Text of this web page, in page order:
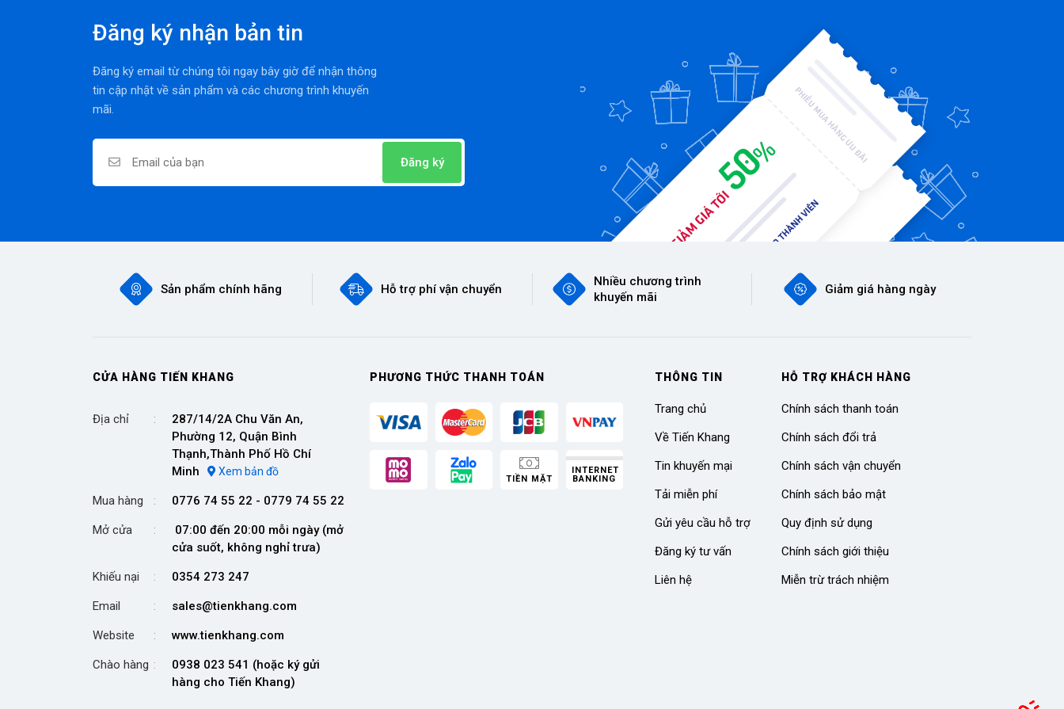
Đăng ký nhận bản tin
Đăng ký email từ chúng tôi ngay bây giờ để nhận thông
tin cập nhật về sản phẩm và các chương trình khuyến
mãi.
Đăng ký
Sản phẩm chính hãng Hỗ trợ phí vận chuyển
Nhiều chương trình
khuyến mãi
Giảm giá hàng ngày
CỬA HÀNG TIẾN KHANG
Địa chỉ
287/14/2A Chu Văn An,
Phường 12, Quận Bình
Thạnh,Thành Phố Hồ Chí
Minh
Xem bản đồ
Mua hàng 0776 74 55 22 - 0779 74 55 22
Mở cửa
07:00 đến 20:00 mỗi ngày (mở
cửa suốt, không nghỉ trưa)
Khiếu nại 0354 273 247
Email sales@tienkhang.com
Website www.tienkhang.com
Chào hàng
0938 023 541 (hoặc ký gửi
hàng cho Tiến Khang)
PHƯƠNG THỨC THANH TOÁN
TIỀN MẶT
INTERNET
BANKING
THÔNG TIN
Trang chủ
Về Tiến Khang
Tin khuyến mại
Tải miễn phí
Gửi yêu cầu hỗ trợ
Đăng ký tư vấn
Liên hệ
HỖ TRỢ KHÁCH HÀNG
Chính sách thanh toán
Chính sách đổi trả
Chính sách vận chuyển
Chính sách bảo mật
Quy định sử dụng
Chính sách giới thiệu
Miễn trừ trách nhiệm